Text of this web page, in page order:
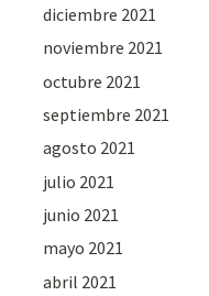
diciembre 2021
noviembre 2021
octubre 2021
septiembre 2021
agosto 2021
julio 2021
junio 2021
mayo 2021
abril 2021